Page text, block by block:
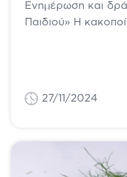
Ενημέρωση και
Παιδιού» Η
27/11/2024